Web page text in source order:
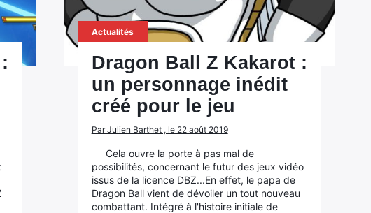
Actualités
Dragon Ball Z Kakarot :
un personnage inédit
créé pour le jeu
Par Julien Barthet , le 22 août 2019
Cela ouvre la porte à pas mal de
possibilités, concernant le futur des jeux vidéo
issus de la licence DBZ...En effet, le papa de
Dragon Ball vient de dévoiler un tout nouveau
combattant. Intégré à l'histoire initiale de